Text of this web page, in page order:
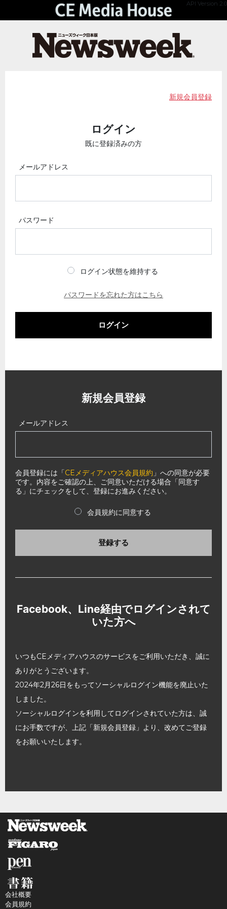
API Version 2.0
新規会員登録
ログイン
既に登録済みの方
メールアドレス
パスワード
ログイン状態を維持する
パスワードを忘れた方はこちら
ログイン
新規会員登録
メールアドレス
会員登録には「CEメディアハウス会員規約 」への同意が必要
です。内容をご確認の上、ご同意いただける場合「同意す
る」にチェックをして、登録にお進みください。
会員規約に同意する
登録する
Facebook、Line経由でログインされて
いた方へ
いつもCEメディアハウスのサービスをご利用いただき、誠に
ありがとうございます。
2024年2月26日をもってソーシャルログイン機能を廃止いた
しました。
ソーシャルログインを利用してログインされていた方は、誠
にお手数ですが、上記「新規会員登録」より、改めてご登録
をお願いいたします。
会社概要
会員規約